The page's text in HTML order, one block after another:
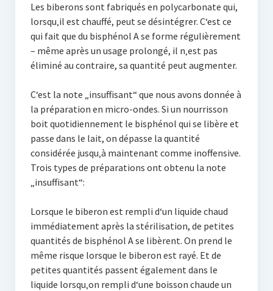
Les biberons sont fabriqués en polycarbonate qui,
lorsqu‚il est chauffé, peut se désintégrer. C‘est ce
qui fait que du bisphénol A se forme régulièrement
– même après un usage prolongé, il n‚est pas
éliminé au contraire, sa quantité peut augmenter.
C‘est la note „insuffisant“ que nous avons donnée à
la préparation en micro-ondes. Si un nourrisson
boit quotidiennement le bisphénol qui se libère et
passe dans le lait, on dépasse la quantité
considérée jusqu‚à maintenant comme inoffensive.
Trois types de préparations ont obtenu la note
„insuffisant“:
Lorsque le biberon est rempli d‘un liquide chaud
immédiatement après la stérilisation, de petites
quantités de bisphénol A se libèrent. On prend le
même risque lorsque le biberon est rayé. Et de
petites quantités passent également dans le
liquide lorsqu‚on rempli d‘une boisson chaude un